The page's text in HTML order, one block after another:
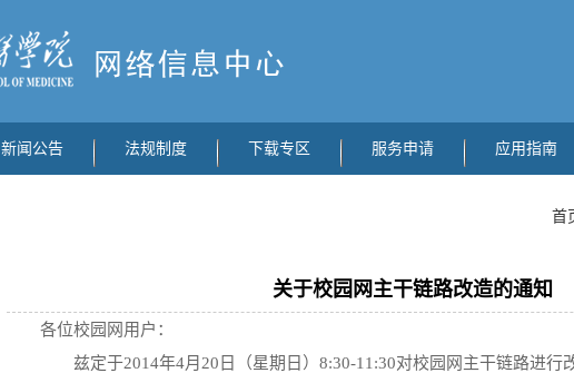
新闻公告 法规制度 下载专区 服务申请 应用指南
首
关于校园网主干链路改造的通知
各位校园网用户：
兹定于2014年4月20日（星期日）8:30-11:30对校园网主干链路进行